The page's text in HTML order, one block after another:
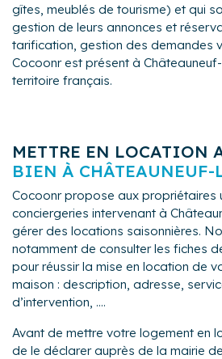
gîtes, meublés de tourisme) et qui
gestion de leurs annonces et
tarification, gestion des demandes
Cocoonr est présent à
territoire français.
METTRE EN LOCATION
BIEN À CHÂTEAUNEUF-
Cocoonr propose aux propriétaires
conciergeries intervenant à
gérer des locations saisonnières.
notamment de consulter les fiches
pour réussir la mise en location de
maison : description, adresse,
d’intervention, ....
Avant de mettre votre logement en
de le déclarer auprès de la mairie